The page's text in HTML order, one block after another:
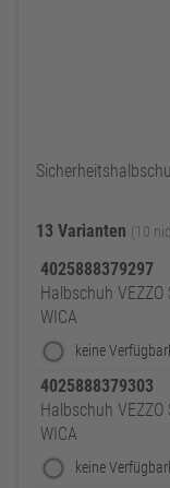
13 Varianten (10
4025888379297
Halbschuh VEZZO
WICA
keine
4025888379303
Halbschuh VEZZO
WICA
keine